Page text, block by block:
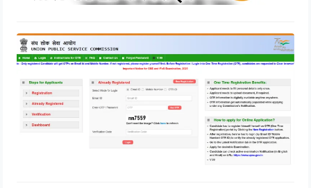
UPSC Notification 2025, English
28/01/2025